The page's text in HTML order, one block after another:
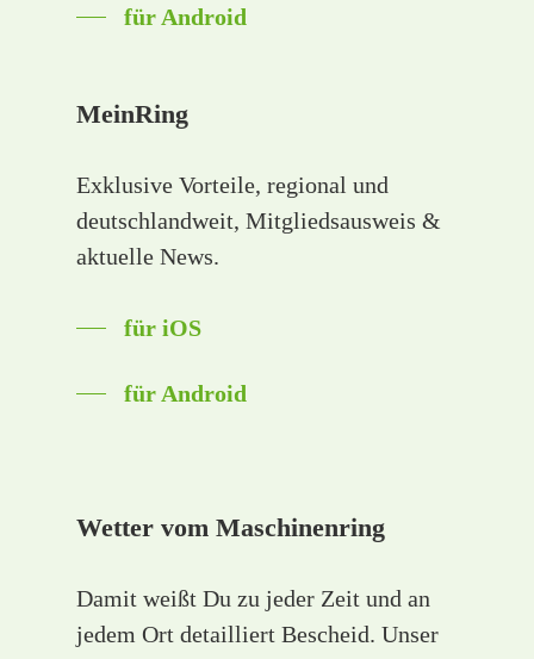
für Android
MeinRing
Exklusive Vorteile, regional und
deutschlandweit, Mitgliedsausweis &
aktuelle News.
für iOS
für Android
Wetter vom Maschinenring
Damit weißt Du zu jeder Zeit und an
jedem Ort detailliert Bescheid. Unser